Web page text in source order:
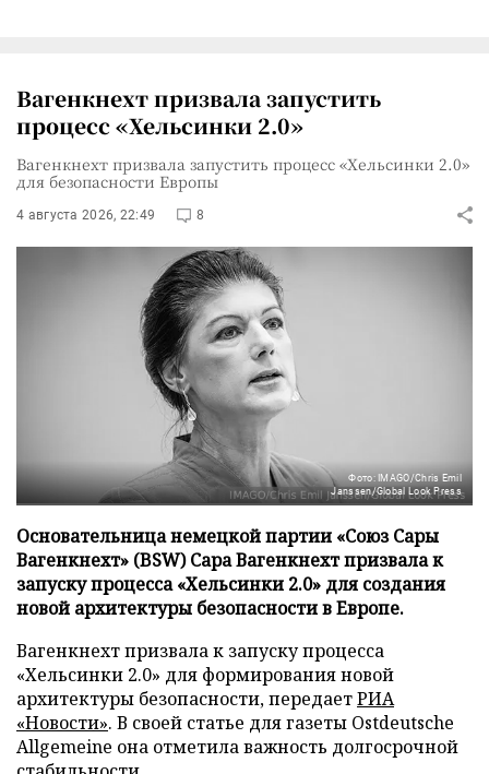
Вагенкнехт призвала запустить
процесс «Хельсинки 2.0»
Вагенкнехт призвала запустить процесс «Хельсинки 2.0»
для безопасности Европы
4 августа 2026, 22:49 8
Фото: IMAGO/Chris Emil
Janssen/Global Look Press
Основательница немецкой партии «Союз Сары
Вагенкнехт» (BSW) Сара Вагенкнехт призвала к
запуску процесса «Хельсинки 2.0» для создания
новой архитектуры безопасности в Европе.
Вагенкнехт призвала к запуску процесса
«Хельсинки 2.0» для формирования новой
архитектуры безопасности, передаетРИА
«Новости». В своей статье для газеты Ostdeutsche
Allgemeine она отметила важность долгосрочной